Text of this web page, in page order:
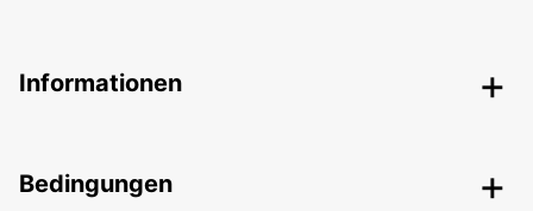
Informationen
Bedingungen